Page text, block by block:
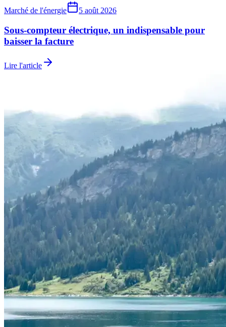
Marché de l'énergie 5 août 2026
Sous-compteur électrique, un indispensable pour
baisser la facture
Lire l'article